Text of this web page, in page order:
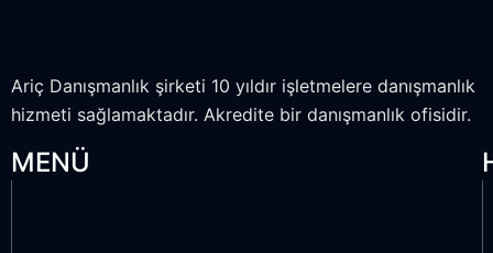
Ariç Danışmanlık şirketi 10 yıldır işletmelere danışmanlık
hizmeti sağlamaktadır. Akredite bir danışmanlık ofisidir.
MENÜ